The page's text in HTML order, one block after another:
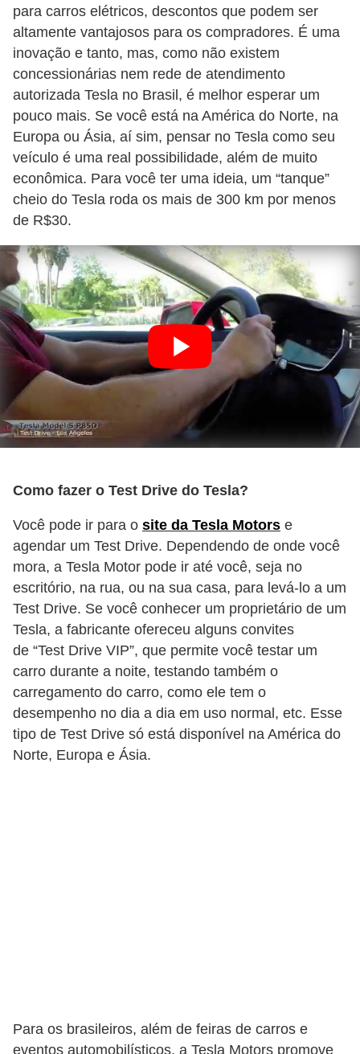
para carros elétricos, descontos que podem ser
altamente vantajosos para os compradores. É uma
inovação e tanto, mas, como não existem
concessionárias nem rede de atendimento
autorizada Tesla no Brasil, é melhor esperar um
pouco mais. Se você está na América do Norte, na
Europa ou Ásia, aí sim, pensar no Tesla como seu
veículo é uma real possibilidade, além de muito
econômica. Para você ter uma ideia, um “tanque”
cheio do Tesla roda os mais de 300 km por menos
de R$30.
Como fazer o Test Drive do Tesla?
Você pode ir para o site da Tesla Motors e
agendar um Test Drive. Dependendo de onde você
mora, a Tesla Motor pode ir até você, seja no
escritório, na rua, ou na sua casa, para levá-lo a um
Test Drive. Se você conhecer um proprietário de um
Tesla, a fabricante ofereceu alguns convites
de “Test Drive VIP”, que permite você testar um
carro durante a noite, testando também o
carregamento do carro, como ele tem o
desempenho no dia a dia em uso normal, etc. Esse
tipo de Test Drive só está disponível na América do
Norte, Europa e Ásia.
Para os brasileiros, além de feiras de carros e
eventos automobilísticos, a Tesla Motors promove
u
r
a
n
a
e
s
e
g
u
r
o
s